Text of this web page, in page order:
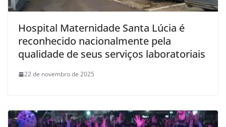
Hospital Maternidade Santa Lúcia é
reconhecido nacionalmente pela
qualidade de seus serviços laboratoriais
22 de novembro de 2025